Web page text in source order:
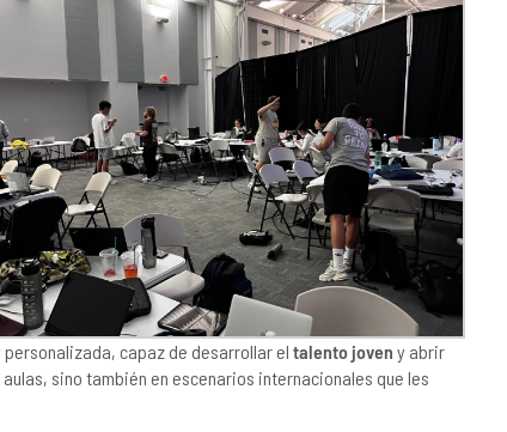
personalizada, capaz de desarrollar el talento joven y abrir
sino también en escenarios internacionales que les